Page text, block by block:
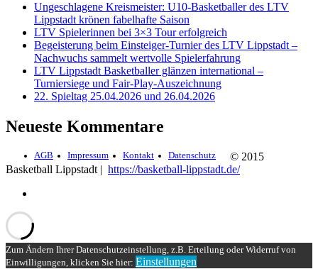
Ungeschlagene Kreismeister: U10-Basketballer des LTV
Lippstadt krönen fabelhafte Saison
LTV Spielerinnen bei 3×3 Tour erfolgreich
Begeisterung beim Einsteiger-Turnier des LTV Lippstadt –
Nachwuchs sammelt wertvolle Spielerfahrung
LTV Lippstadt Basketballer glänzen international –
Turniersiege und Fair-Play-Auszeichnung
22. Spieltag 25.04.2026 und 26.04.2026
Neueste Kommentare
AGB Impressum Kontakt Datenschutz
© 2015
Basketball Lippstadt | https://basketball-lippstadt.de/
Zum Ändern Ihrer Datenschutzeinstellung, z.B. Erteilung oder Widerruf von
Einwilligungen, klicken Sie hier: Einstellungen